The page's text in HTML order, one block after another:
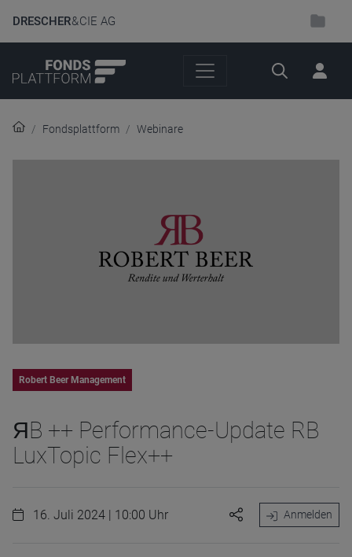
DRESCHER& CIE AG
Suche
Fondsplattform Webinare
Robert Beer Management
ЯB ++ Performance-Update RB
LuxTopic Flex++
16. Juli 2024 | 10:00 Uhr Anmelden